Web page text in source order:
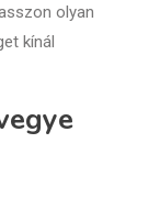
olyan
kínál